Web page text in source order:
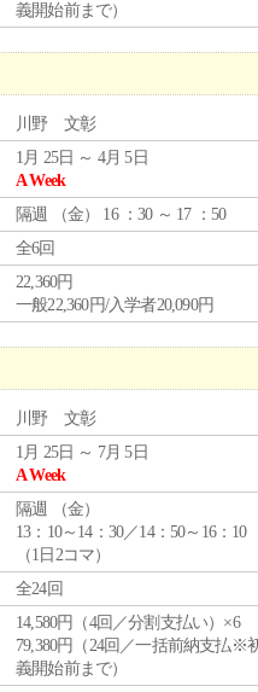
義開始前まで）
川野 文彰
1月 25日 ～ 4月 5日
A Week
隔週 （金） 16 ：30 ～ 17 ：50
全6回
22,360円
一般22,360円/入学者20,090円
川野 文彰
1月 25日 ～ 7月 5日
A Week
隔週 （金）
13：10～14：30／14：50～16：10
（1日2コマ）
全24回
14,580円（4回／分割支払い）×6
79,380円（24回／一括前納支払※
義開始前まで）